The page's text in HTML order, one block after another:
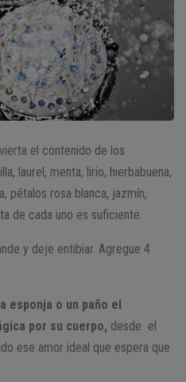
vierta el contenido de los
laurel, menta, lirio, hierbabuena,
pétalos rosa blanca, jazmín,
de cada uno es suficiente.
y deje entibiar. Agregue 4
esponja o un paño el
por su cuerpo, desde el
ese amor ideal que espera que